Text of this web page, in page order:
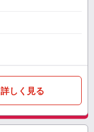
詳しく見る